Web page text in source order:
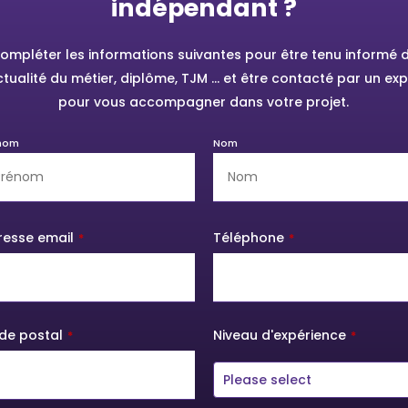
indépendant ?
les informations suivantes pour être tenu informé
du métier, diplôme, TJM … et être contacté par un
pour vous accompagner dans votre projet.
Nom
email *
postal *
Téléphone *
Niveau d'expérience *
Please select